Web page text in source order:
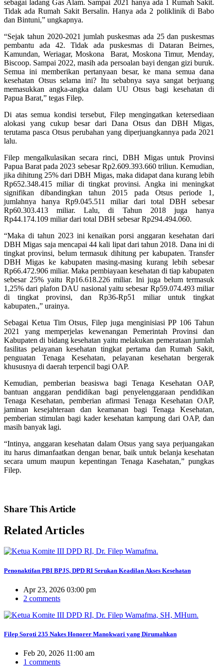
sebagai ladang Gas Alam. Sampai 2021 hanya ada 1 Rumah Sakit.
Tidak ada Rumah Sakit Bersalin. Hanya ada 2 poliklinik di Babo
dan Bintuni,” ungkapnya.
“Sejak tahun 2020-2021 jumlah puskesmas ada 25 dan puskesmas
pembantu ada 42. Tidak ada puskesmas di Dataran Beirnes,
Kamundan, Weriagar, Moskona Barat, Moskona Timur, Menday,
Biscoop. Sampai 2022, masih ada persoalan bayi dengan gizi buruk.
Semua ini memberikan pertanyaan besar, ke mana semua dana
kesehatan Otsus selama ini? Itu sebabnya saya sangat berjuang
memasukkan angka-angka dalam UU Otsus bagi kesehatan di
Papua Barat,” tegas Filep.
Di atas semua kondisi tersebut, Filep mengingatkan ketersediaan
alokasi yang cukup besar dari Dana Otsus dan DBH Migas,
terutama pasca Otsus perubahan yang diperjuangkannya pada 2021
lalu.
Filep mengalkulasikan secara rinci, DBH Migas untuk Provinsi
Papua Barat pada 2023 sebesar Rp2.609.393.660 triliun. Kemudian,
jika dihitung 25% dari DBH Migas, maka didapat dana kurang lebih
Rp652.348.415 miliar di tingkat provinsi. Angka ini meningkat
signifikan dibandingkan tahun 2015 pada Otsus periode 1,
jumlahnya hanya Rp9.045.511 miliar dari total DBH sebesar
Rp60.303.413 miliar. Lalu, di Tahun 2018 juga hanya
Rp44.174.109 miliar dari total DBH sebesar Rp294.494.060.
“Maka di tahun 2023 ini kenaikan porsi anggaran kesehatan dari
DBH Migas saja mencapai 44 kali lipat dari tahun 2018. Dana ini di
tingkat provinsi, belum termasuk dihitung per kabupaten. Transfer
DBH Migas ke kabupaten masing-masing kurang lebih sebesar
Rp66.472.906 miliar. Maka pembiayaan kesehatan di tiap kabupaten
sebesar 25% yaitu Rp16.618.226 miliar. Ini juga belum termasuk
1,25% dari plafon DAU nasional yaitu sebesar Rp59.074.493 miliar
di tingkat provinsi, dan Rp36-Rp51 miliar untuk tingkat
kabupaten.,” urainya.
Sebagai Ketua Tim Otsus, Filep juga menginisiasi PP 106 Tahun
2021 yang memperjelas kewenangan Pemerintah Provinsi dan
Kabupaten di bidang kesehatan yaitu melakukan pemerataan jumlah
fasilitas pelayanan kesehatan tingkat pertama dan Rumah Sakit,
penguatan Tenaga Kesehatan, pelayanan kesehatan bergerak
khususnya di daerah terpencil bagi OAP.
Kemudian, pemberian beasiswa bagi Tenaga Kesehatan OAP,
bantuan anggaran pendidikan bagi penyelenggaraan pendidikan
Tenaga Kesehatan, pemberian afirmasi Tenaga Kesehatan OAP,
jaminan kesejahteraan dan keamanan bagi Tenaga Kesehatan,
pemberian stimulan bagi kader kesehatan kampung dari OAP, dan
masih banyak lagi.
“Intinya, anggaran kesehatan dalam Otsus yang saya perjuangakan
itu harus dimanfaatkan dengan benar, baik untuk belanja kesehatan
secara umum maupun kepentingan Tenaga Kasehatan,” pungkas
Filep.
Share This Article
RelatedArticles
Penonaktifan PBI BPJS, DPD RI Serukan Keadilan Akses Kesehatan
Apr 23, 2026 03:00 pm
2 comments
Filep Soroti 235 Nakes Honorer Manokwari yang Dirumahkan
Feb 20, 2026 11:00 am
1 comments